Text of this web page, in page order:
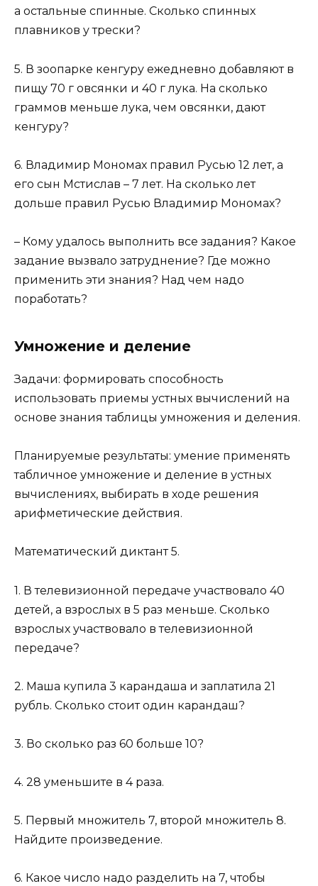
а остальные спинные. Сколько спинных
плавников у трески?
5. В зоопарке кенгуру ежедневно добавляют в
пищу 70 г овсянки и 40 г лука. На сколько
граммов меньше лука, чем овсянки, дают
кенгуру?
6. Владимир Мономах правил Русью 12 лет, а
его сын Мстислав – 7 лет. На сколько лет
дольше правил Русью Владимир Мономах?
– Кому удалось выполнить все задания? Какое
задание вызвало затруднение? Где можно
применить эти знания? Над чем надо
поработать?
Умножение и деление
Задачи: формировать способность
использовать приемы устных вычислений на
основе знания таблицы умножения и деления.
Планируемые результаты: умение применять
табличное умножение и деление в устных
вычислениях, выбирать в ходе решения
арифметические действия.
Математический диктант 5.
1. В телевизионной передаче участвовало 40
детей, а взрослых в 5 раз меньше. Сколько
взрослых участвовало в телевизионной
передаче?
2. Маша купила 3 карандаша и заплатила 21
рубль. Сколько стоит один карандаш?
3. Во сколько раз 60 больше 10?
4. 28 уменьшите в 4 раза.
5. Первый множитель 7, второй множитель 8.
Найдите произведение.
6. Какое число надо разделить на 7, чтобы